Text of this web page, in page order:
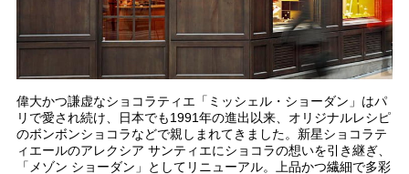
偉大かつ謙虚なショコラティエ「ミッシェル・ショーダン」はパ
リで愛され続け、日本でも1991年の進出以来、オリジナルレシピ
のボンボンショコラなどで親しまれてきました。新星ショコラテ
ィエールのアレクシア サンティエにショコラの想いを引き継ぎ、
「メゾン ショーダン」としてリニューアル。上品かつ繊細で多彩